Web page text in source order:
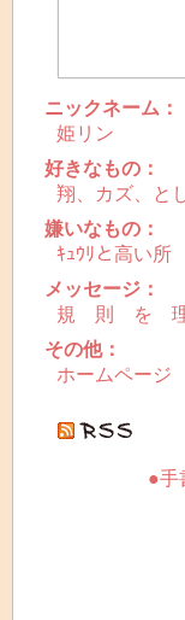
ニックネーム：
姫リン
好きなもの：
翔、カズ、と
嫌いなもの：
ｷｭｳﾘと高い所
メッセージ：
規 則 を
その他：
ホームページ
●手